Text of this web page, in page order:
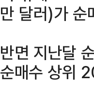
만 달러)가 순
반면 지난달
순매수 상위